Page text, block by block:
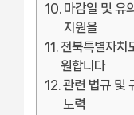
마감일 및 유
지원을
전북특별자치
원합니다
관련 법규 및
노력